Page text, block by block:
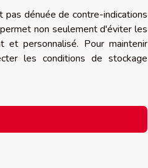
dénuée de contre-indications
non seulement d'éviter les
et personnalisé. Pour maintenir
les conditions de stockage